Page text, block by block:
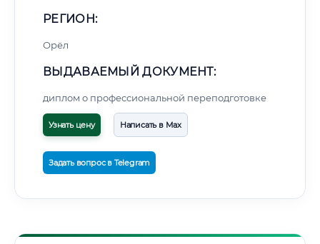
РЕГИОН:
Орёл
ВЫДАВАЕМЫЙ ДОКУМЕНТ:
диплом о профессиональной переподготовке
Узнать цену Написать в Max
Задать вопрос в Telegram